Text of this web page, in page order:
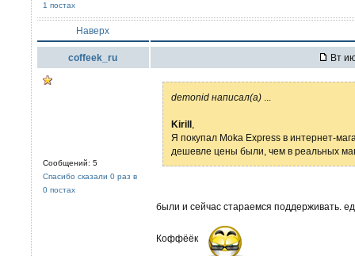
1 постах
Наверх
coffeek_ru Вт
Сообщений: 5
Спасибо сказали 0 раз в
0 постах
demonid написал(а)
Kirill
Я покупал Moka Express в интернет-
дешевле цены были, чем в реальных
были и сейчас стараемся поддерживать.
Коффёёк